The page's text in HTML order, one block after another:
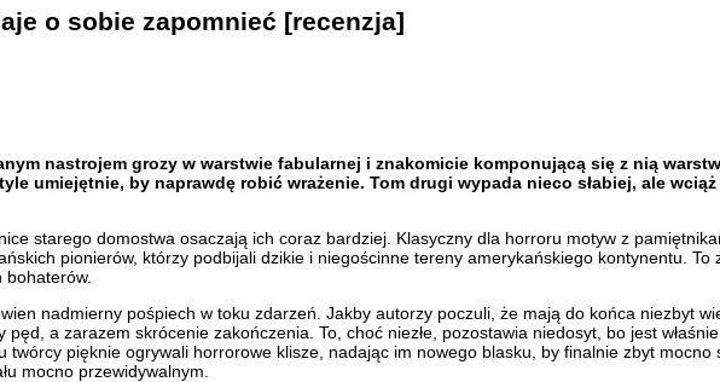
o sobie zapomnieć [recenzja]
nastrojem grozy w warstwie fabularnej i znakomicie komponującą się z nią
umiejętnie, by naprawdę robić wrażenie. Tom drugi wypada nieco słabiej, ale
starego domostwa osaczają ich coraz bardziej. Klasyczny dla horroru motyw z
pionierów, którzy podbijali dzikie i niegościnne tereny amerykańskiego kontynentu.
bohaterów.
nadmierny pośpiech w toku zdarzeń. Jakby autorzy poczuli, że mają do końca niezbyt
a zarazem skrócenie zakończenia. To, choć niezłe, pozostawia niedosyt, bo jest właśnie
pięknie ogrywali horrorowe klisze, nadając im nowego blasku, by finalnie zbyt mocno
mocno przewidywalnym.